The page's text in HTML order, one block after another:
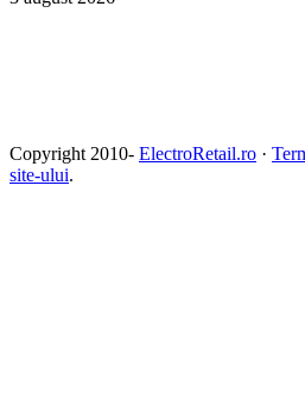
Copyright 2010- ElectroRetail.ro ·
site-ului.